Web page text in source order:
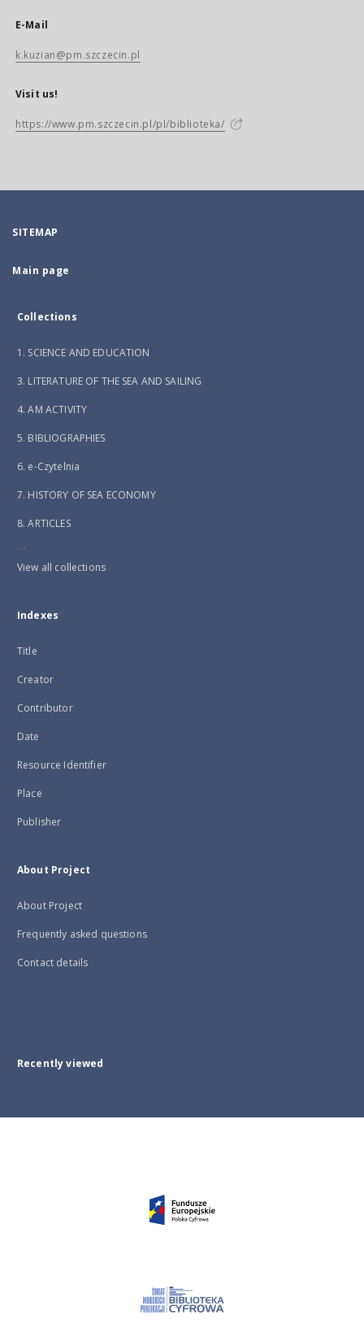
E-Mail
k.kuzian@pm.szczecin.pl
Visit us!
https://www.pm.szczecin.pl/pl/biblioteka/
SITEMAP
Main page
Collections
1. SCIENCE AND EDUCATION
3. LITERATURE OF THE SEA AND SAILING
4. AM ACTIVITY
5. BIBLIOGRAPHIES
6. e-Czytelnia
7. HISTORY OF SEA ECONOMY
8. ARTICLES
...
View all collections
Indexes
Title
Creator
Contributor
Date
Resource Identifier
Place
Publisher
About Project
About Project
Frequently asked questions
Contact details
Recently viewed